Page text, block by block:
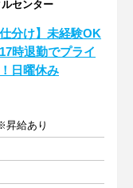
センター
分け】未経験OK
時退勤でプライ
日曜休み
昇給あり